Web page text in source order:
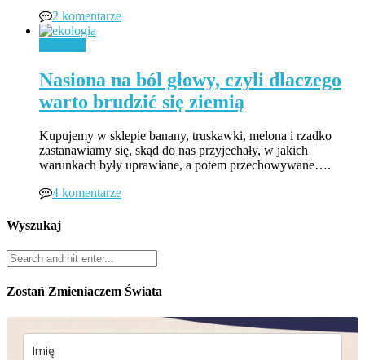
2 komentarze
Nasiona na ból głowy, czyli dlaczego
warto brudzić się ziemią
Kupujemy w sklepie banany, truskawki, melona i rzadko
zastanawiamy się, skąd do nas przyjechały, w jakich
warunkach były uprawiane, a potem przechowywane….
4 komentarze
Wyszukaj
Zostań Zmieniaczem Świata